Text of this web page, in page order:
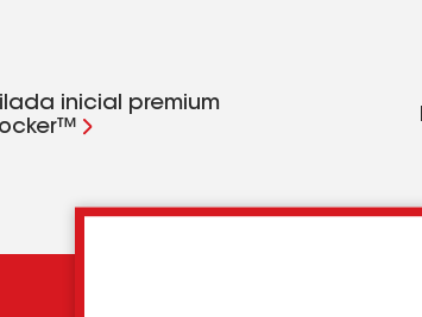
inicial premium